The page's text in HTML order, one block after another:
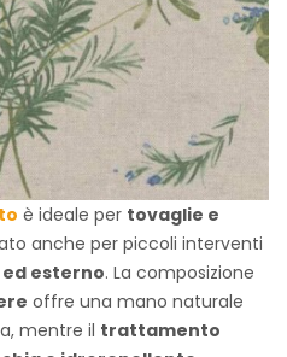
è ideale per tovaglie e
anche per piccoli interventi
esterno. La composizione
offre una mano naturale
mentre il trattamento